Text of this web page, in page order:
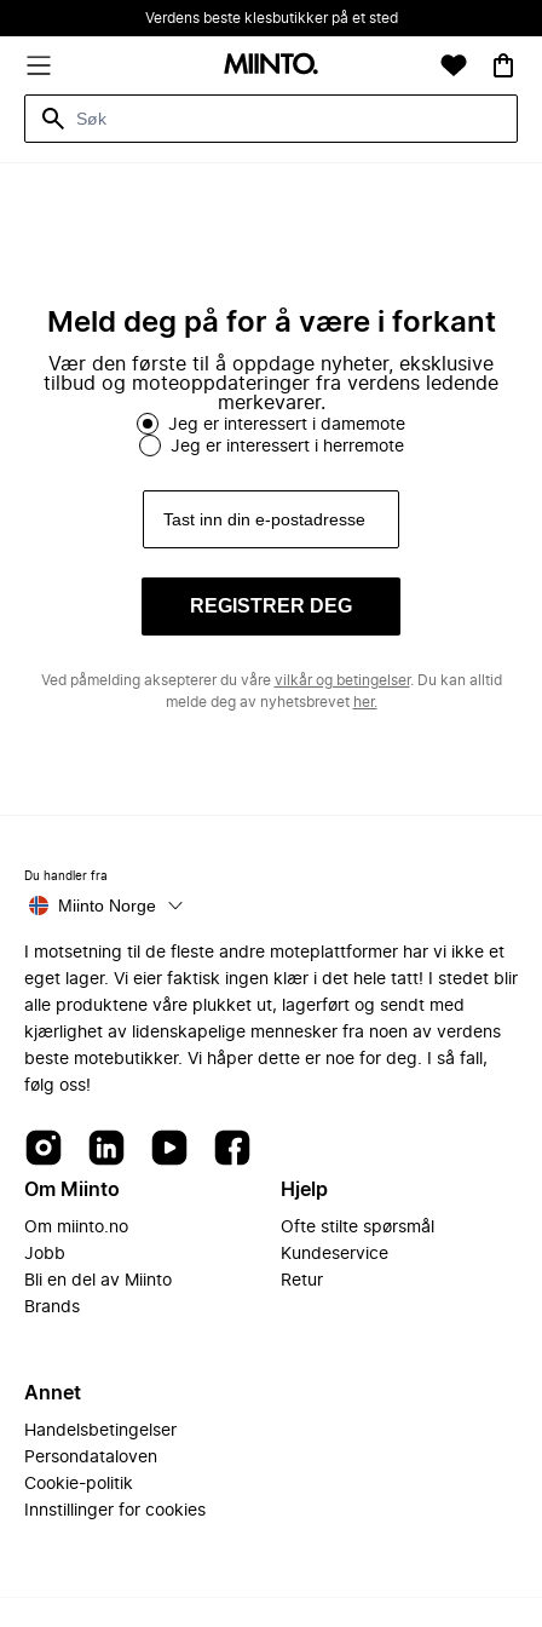
Verdens beste klesbutikker på et sted
Meld deg på for å være i forkant
Vær den første til å oppdage nyheter, eksklusive
tilbud og moteoppdateringer fra verdens ledende
merkevarer.
Jeg er interessert i damemote
Jeg er interessert i herremote
REGISTRER DEG
Ved påmelding aksepterer du våre vilkår og betingelser. Du kan alltid
melde deg av nyhetsbrevet her.
Du handler fra
Miinto Norge
I motsetning til de fleste andre moteplattformer har vi ikke et
eget lager. Vi eier faktisk ingen klær i det hele tatt! I stedet blir
alle produktene våre plukket ut, lagerført og sendt med
kjærlighet av lidenskapelige mennesker fra noen av verdens
beste motebutikker. Vi håper dette er noe for deg. I så fall,
følg oss!
Om Miinto
Om miinto.no
Jobb
Bli en del av Miinto
Brands
Hjelp
Ofte stilte spørsmål
Kundeservice
Retur
Annet
Handelsbetingelser
Persondataloven
Cookie-politik
Innstillinger for cookies